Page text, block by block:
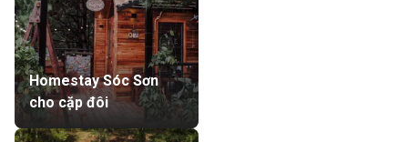
Homestay Sóc Sơn
cho cặp đôi